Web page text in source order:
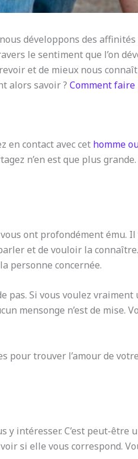
développons des
le sentiment que l’on
et de mieux nous
alors savoir ? Comment
en contact avec cet homme
n’en est que plus
ont profondément ému.
et de vouloir la
personne concernée.
pas. Si vous voulez
mensonge n’est de mise.
pour trouver l’amour de
intéresser. C’est peut-être
si elle vous correspond.